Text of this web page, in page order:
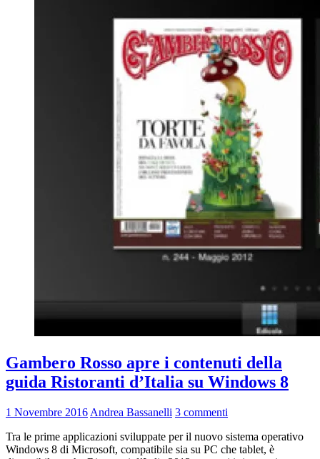
Gambero Rosso apre i contenuti della
guida Ristoranti d’Italia su Windows 8
1 Novembre 2016 Andrea Bassanelli 3 commenti
Tra le prime applicazioni sviluppate per il nuovo sistema operativo
Windows 8 di Microsoft, compatibile sia su PC che tablet, è